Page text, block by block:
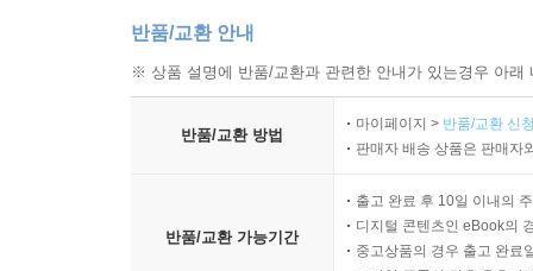
반품/교환 안내
※ 상품 설명에 반품/교환과 관련한 안내가 있는경우 아
반품/교환 방법
마이페이지 > 반품/교환 신
판매자 배송 상품은 판매자
반품/교환 가능기간
출고 완료 후 10일 이내의
디지털 콘텐츠인 eBook의
중고상품의 경우 출고 완료